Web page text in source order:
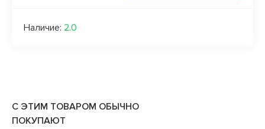
Наличие: 2.0
С ЭТИМ ТОВАРОМ ОБЫЧНО
ПОКУПАЮТ